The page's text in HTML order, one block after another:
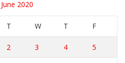
T W T F
9 10 11 12